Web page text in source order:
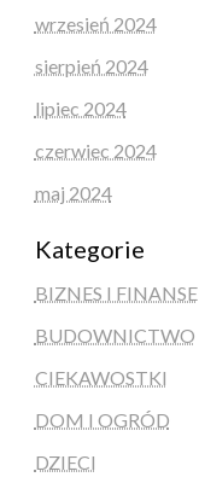
wrzesień 2024
sierpień 2024
lipiec 2024
czerwiec 2024
maj 2024
Kategorie
BIZNES I FINANSE
BUDOWNICTWO
CIEKAWOSTKI
DOM I OGRÓD
DZIECI